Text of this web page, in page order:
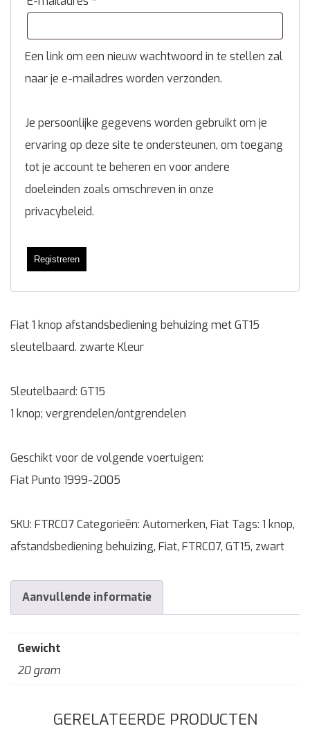
Een link om een nieuw wachtwoord in te stellen zal
naar je e-mailadres worden verzonden.
Je persoonlijke gegevens worden gebruikt om je
ervaring op deze site te ondersteunen, om toegang
tot je account te beheren en voor andere
doeleinden zoals omschreven in onze
privacybeleid.
Registreren
Fiat 1 knop afstandsbediening behuizing met GT15
sleutelbaard. zwarte Kleur
Sleutelbaard: GT15
1 knop; vergrendelen/ontgrendelen
Geschikt voor de volgende voertuigen:
Fiat Punto 1999-2005
SKU: FTRC07Categorieën: Automerken, Fiat Tags: 1 knop,
afstandsbediening behuizing, Fiat, FTRC07, GT15, zwart
Aanvullende informatie
Gewicht
20 gram
GERELATEERDE PRODUCTEN